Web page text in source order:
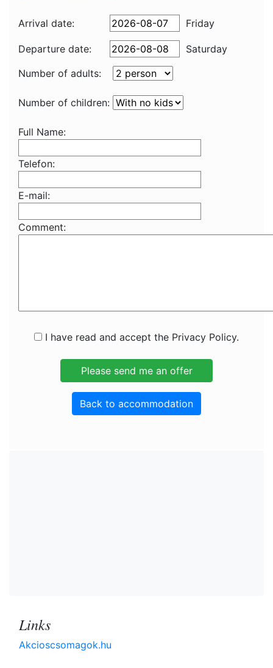
Arrival date: Friday
Departure date:
Saturday
Number of adults:
Number of children:
Full Name:
Telefon:
E-mail:
Comment:
I have read and accept the Privacy Policy.
Back to accommodation
Links
Akcioscsomagok.hu